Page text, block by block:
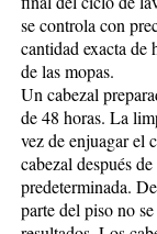
se controla con
cantidad exacta de
de las mopas.
Un cabezal
de 48 horas. La
vez de enjuagar el
cabezal después
predeterminada.
parte del piso no